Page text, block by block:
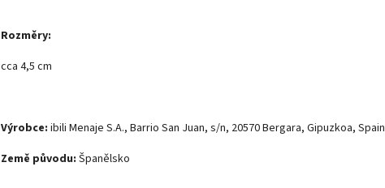
Rozměry:
cca 4,5 cm
Výrobce: ibili Menaje S.A., Barrio San Juan, s/n, 20570 Bergara, Gipuzkoa, Spain
Země původu: Španělsko